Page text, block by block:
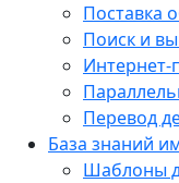
Поставка
Поиск и
Интернет-
Перевод
База знаний
Шаблоны